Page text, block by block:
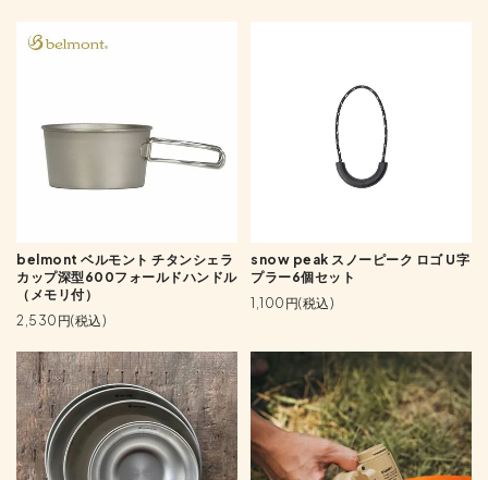
belmont ベルモント チタンシェラ
カップ深型600フォールドハンドル
（メモリ付）
2,530円(税込)
snow peak スノーピーク ロゴ U字
プラー6個セット
1,100円(税込)